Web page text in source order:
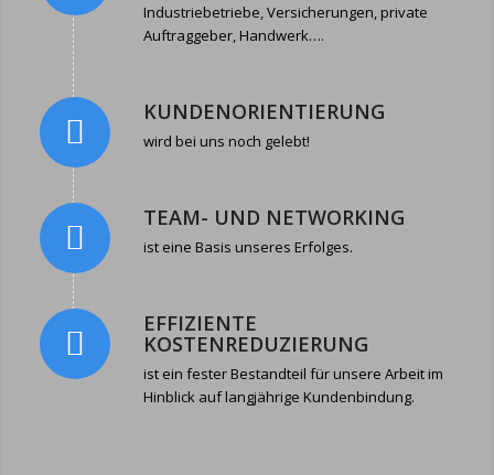
Industriebetriebe, Versicherungen, private
Auftraggeber, Handwerk….
KUNDENORIENTIERUNG
wird bei uns noch gelebt!
TEAM- UND NETWORKING
ist eine Basis unseres Erfolges.
EFFIZIENTE
KOSTENREDUZIERUNG
ist ein fester Bestandteil für unsere Arbeit im
Hinblick auf langjährige Kundenbindung.